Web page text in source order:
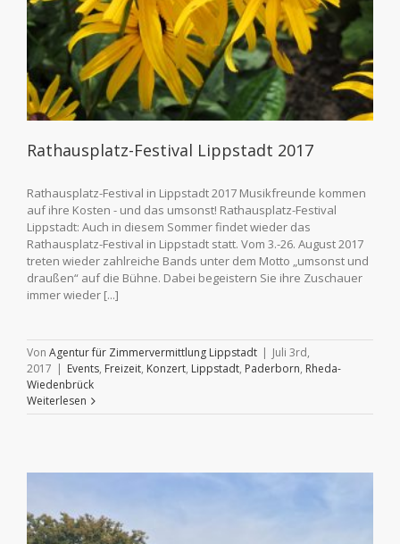
Rathausplatz-Festival Lippstadt 2017
Rathausplatz-Festival in Lippstadt 2017 Musikfreunde kommen
auf ihre Kosten - und das umsonst! Rathausplatz-Festival
Lippstadt: Auch in diesem Sommer findet wieder das
Rathausplatz-Festival in Lippstadt statt. Vom 3.-26. August 2017
treten wieder zahlreiche Bands unter dem Motto „umsonst und
draußen“ auf die Bühne. Dabei begeistern Sie ihre Zuschauer
immer wieder [...]
Von Agentur für Zimmervermittlung Lippstadt | Juli 3rd,
2017 | Events, Freizeit, Konzert, Lippstadt, Paderborn, Rheda-
Wiedenbrück
Weiterlesen